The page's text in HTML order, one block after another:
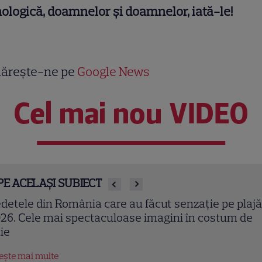
doamnelor şi doamnelor, iată-le!
ne pe Google News
Cel mai nou VIDEO
ACELAȘI SUBIECT
Irimescu s-a căsătorit în secret cu Marc
Primele imagini de la cununia civilă a actriței
„Trafic”
mai multe